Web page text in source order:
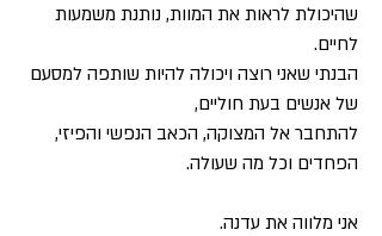
שהיכולת לראות את המוות, נותנת משמעות
לחיים.
הבנתי שאני רוצה ויכולה להיות שותפה למסעם
של אנשים בעת חוליים,
להתחבר אל המצוקה, הכאב הנפשי והפיזי,
הפחדים וכל מה שעולה.
אני מלווה את עדנה.